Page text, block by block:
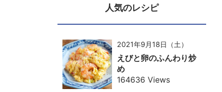
人気のレシピ
2021年9月18日（土）
えびと卵のふんわり炒
め
164636 Views